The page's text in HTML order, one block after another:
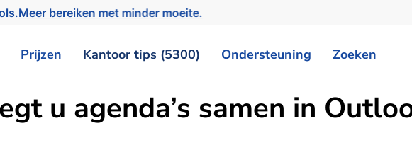
Meer bereiken met minder moeite.
Prijzen Kantoor tips (5300) Ondersteuning Zoeken
u agenda’s samen in